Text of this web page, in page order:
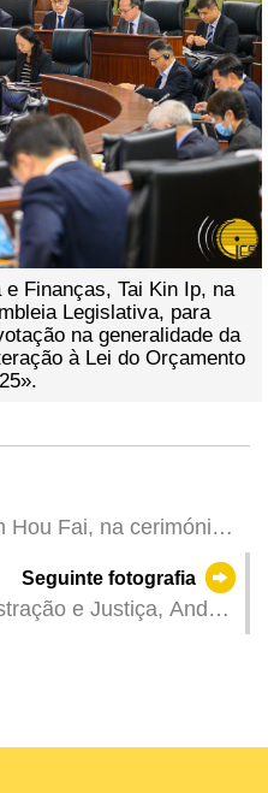
Finanças, Tai Kin Ip, na
Legislativa, para
na generalidade da
à Lei do Orçamento
Hou Fai, na cerimónia
Macau e do Interior da
Seguinte fotografia
e Justiça, André